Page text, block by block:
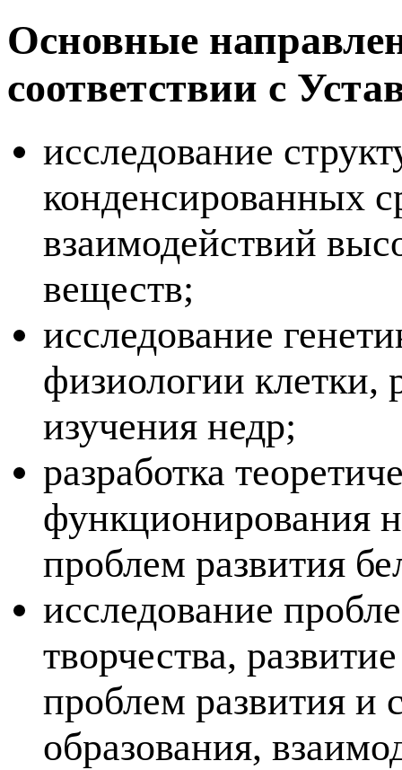
Основные
соответствии с
исследование
конденсированных
взаимодействий
веществ;
исследование
физиологии клетки,
изучения недр;
разработка
функционирования
проблем развития
исследование
творчества,
проблем развития и
образования,